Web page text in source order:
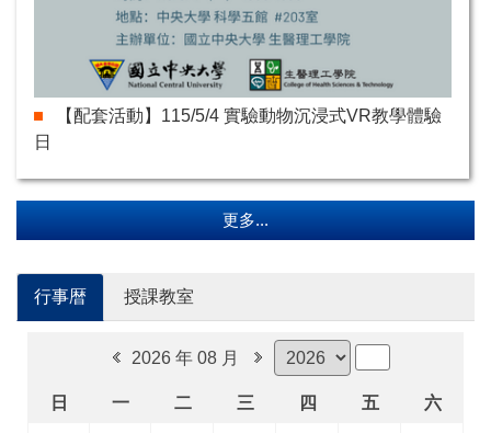
【配套活動】115/5/4 實驗動物沉浸式VR教學體驗
日
更多...
行事暦 授課教室
2026 年 08 月
日 一 二 三 四 五 六